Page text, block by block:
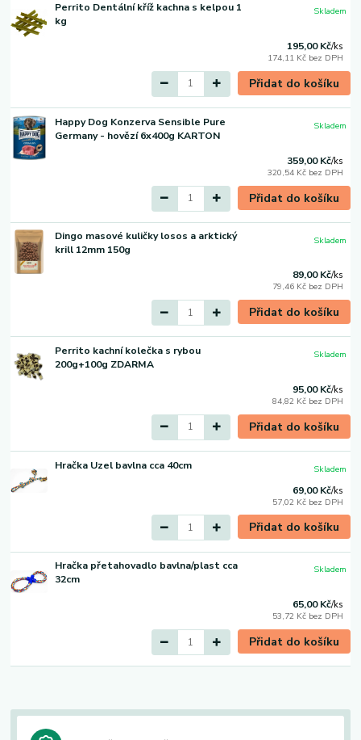
Perrito Dentální kříž kachna s kelpou 1
kg
195,00 Kč/ks
174,11 Kč bez DPH
Skladem
Přidat do košíku
Happy Dog Konzerva Sensible Pure
Germany - hovězí 6x400g KARTON
359,00 Kč/ks
320,54 Kč bez DPH
Skladem
Přidat do košíku
Dingo masové kuličky losos a arktický
krill 12mm 150g
89,00 Kč/ks
79,46 Kč bez DPH
Skladem
Přidat do košíku
Perrito kachní kolečka s rybou
200g+100g ZDARMA
95,00 Kč/ks
84,82 Kč bez DPH
Skladem
Přidat do košíku
Hračka Uzel bavlna cca 40cm
69,00 Kč/ks
57,02 Kč bez DPH
Skladem
Přidat do košíku
Hračka přetahovadlo bavlna/plast cca
32cm
65,00 Kč/ks
53,72 Kč bez DPH
Skladem
Přidat do košíku